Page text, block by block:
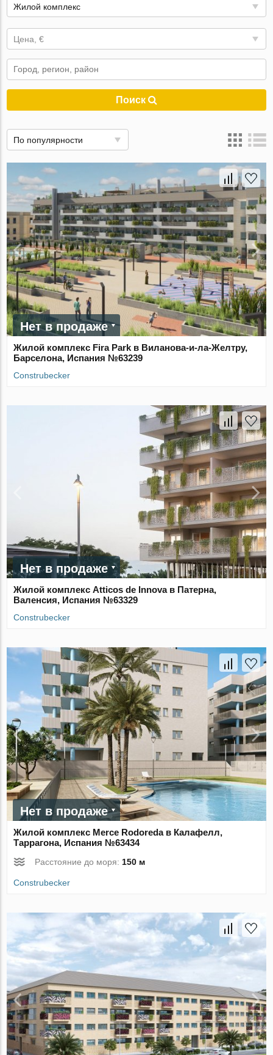
Жилой комплекс
Цена, €
Поиск
По популярности
Нет в продаже
Жилой комплекс Fira Park в Виланова-и-ла-Желтру,
Барселона, Испания №63239
Construbecker
Нет в продаже
Жилой комплекс Atticos de Innova в Патерна,
Валенсия, Испания №63329
Construbecker
Нет в продаже
Жилой комплекс Merce Rodoreda в Калафелл,
Таррагона, Испания №63434
Расстояние до моря: 150 м
Construbecker